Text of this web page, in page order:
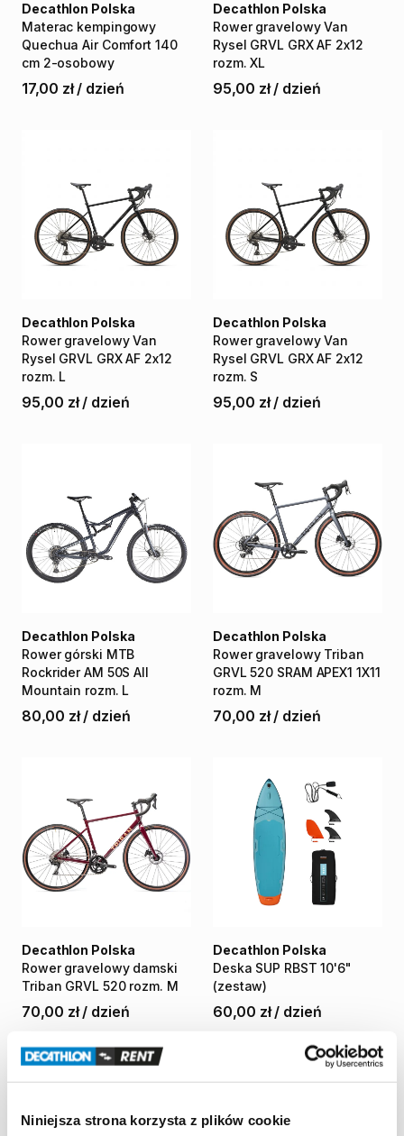
Niniejsza strona korzysta z plików cookie
Materac kempingowy
Quechua Air Comfort 140
cm 2-osobowy
Decathlon Polska
17,00 zł / dzień
Rower gravelowy Van
Rysel GRVL GRX AF 2x12
rozm. XL
Decathlon Polska
95,00 zł / dzień
Rower gravelowy Van
Rysel GRVL GRX AF 2x12
rozm. L
Decathlon Polska
95,00 zł / dzień
Rower gravelowy Van
Rysel GRVL GRX AF 2x12
rozm. S
Decathlon Polska
95,00 zł / dzień
Rower górski MTB
Rockrider AM 50S All
Mountain rozm. L
Decathlon Polska
80,00 zł / dzień
Rower gravelowy Triban
GRVL 520 SRAM APEX1 1X11
rozm. M
Decathlon Polska
70,00 zł / dzień
Rower gravelowy damski
Triban GRVL 520 rozm. M
Decathlon Polska
70,00 zł / dzień
Deska SUP RBST 10'6"
(zestaw)
Decathlon Polska
60,00 zł / dzień